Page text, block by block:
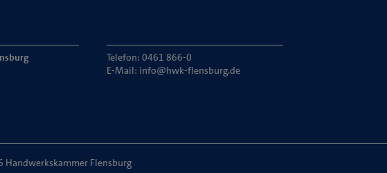
Telefon: 0461 866-0
E-Mail: info@hwk-flensburg.de
Flensburg